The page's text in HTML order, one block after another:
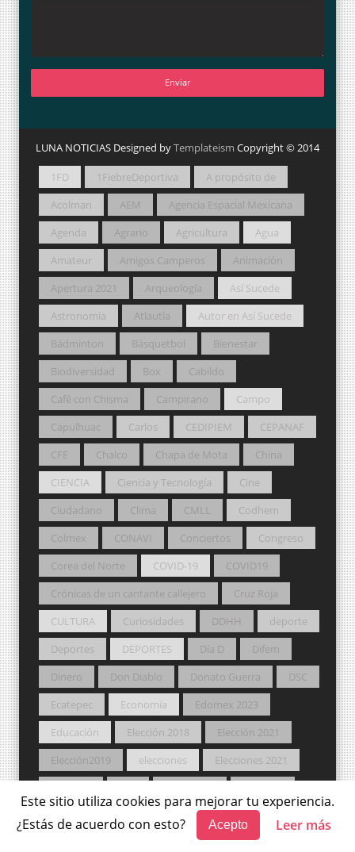
Este sitio utiliza cookies para mejorar tu experiencia.
¿Estás de acuerdo con esto?
Acepto Leer más
LUNA NOTICIAS Designed byTemplateism Copyright © 2014
1FD 1FiebreDeportiva
A propósito de
Acolman
AEM
Agencia Espacial Mexicana
Agenda
Agrario Agricultura
Agua
Amateur
Amigos Camperos
Animación
Apertura 2021
Arqueología
Así Sucede
Astronomía
Atlautla
Autor en Así Sucede
Bádminton
Básquetbol
Bienestar
Biodiversidad
Box
Cabildo
Café con Chisma
Campirano
Campo
Capulhuac
Carlos CEDIPIEM
CEPANAF
CFE
Chalco Chapa de Mota
China
CIENCIA
Ciencia y Tecnología
Cine
Ciudadano
Clima CMLL
Codhem
Colmex
CONAVI Conciertos
Congreso
Corea del Norte
COVID-19
COVID19
Crónicas de un cantante callejero
Cruz Roja
CULTURA
Curiosidades DDHH
deporte
Deportes
DEPORTES Día D
Difem
Dinero
Don Diablo Donato Guerra
DSC
Ecatepec
Economía
Edomex 2023
Educación
Elección 2018
Elección 2021
Elección2019
elecciones
Elecciones 2021
Entretenimiento
Estatal